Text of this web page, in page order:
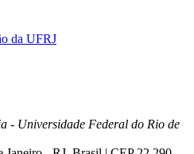
- Universidade Federal do Rio de